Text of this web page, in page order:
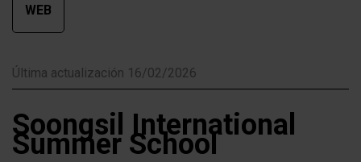
WEB
Última actualización 16/02/2026
Soongsil International
Summer School